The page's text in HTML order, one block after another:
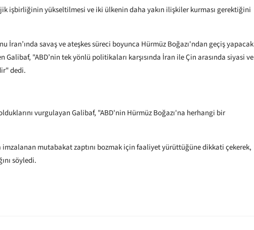
işbirliğinin yükseltilmesi ve iki ülkenin daha yakın ilişkiler kurması gerektiğini
İran’ında savaş ve ateşkes süreci boyunca Hürmüz Boğazı'ndan geçiş yapacak
Galibaf, "ABD’nin tek yönlü politikaları karşısında İran ile Çin arasında siyasi ve
dedi.
vurgulayan Galibaf, "ABD'nin Hürmüz Boğazı'na herhangi bir
mutabakat zaptını bozmak için faaliyet yürüttüğüne dikkati çekerek,
söyledi.